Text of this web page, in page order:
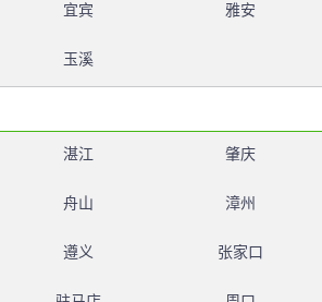
宜宾 雅安
玉溪
湛江 肇庆
舟山 漳州
遵义 张家口